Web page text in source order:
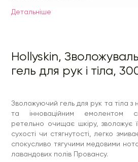
Склад:
Aqua, Sodium Laureth
betaine, Sodium Chloride, Sodium
Детальнiше
Hollyskin,
гель для рук і тіла,
Зволожуючий гель для рук та тіла
та інноваційним емолентом
ретельно очищає шкіру, зволожує
сухості чи стягнутості, легко
спокусливо тягучими медовими
лавандових полів Провансу.